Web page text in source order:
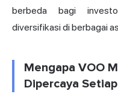
berbeda bagi
diversifikasi di berbagai
Mengapa VOO
Dipercaya